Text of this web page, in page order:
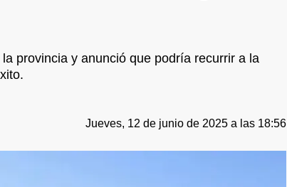
provincia y anunció que podría recurrir a la
Jueves, 12 de junio de 2025 a las 18:56